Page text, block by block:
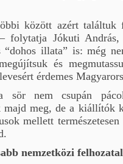
között azért találtuk
folytatja Jókuti
“dohos illata” is: még
és
érdemes
nem csupán
majd meg, de a kiállítók
mellett
nemzetközi felhozatal